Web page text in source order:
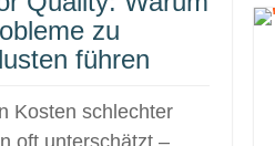
zu
führen
Kosten schlechter